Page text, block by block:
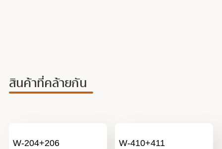
สินค้าที่คล้ายกัน
W-204+206 W-410+411